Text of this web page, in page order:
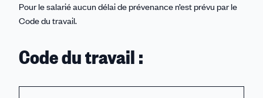
Pour le salarié aucun délai de prévenance n’est prévu par le
Code du travail.
Code du travail :